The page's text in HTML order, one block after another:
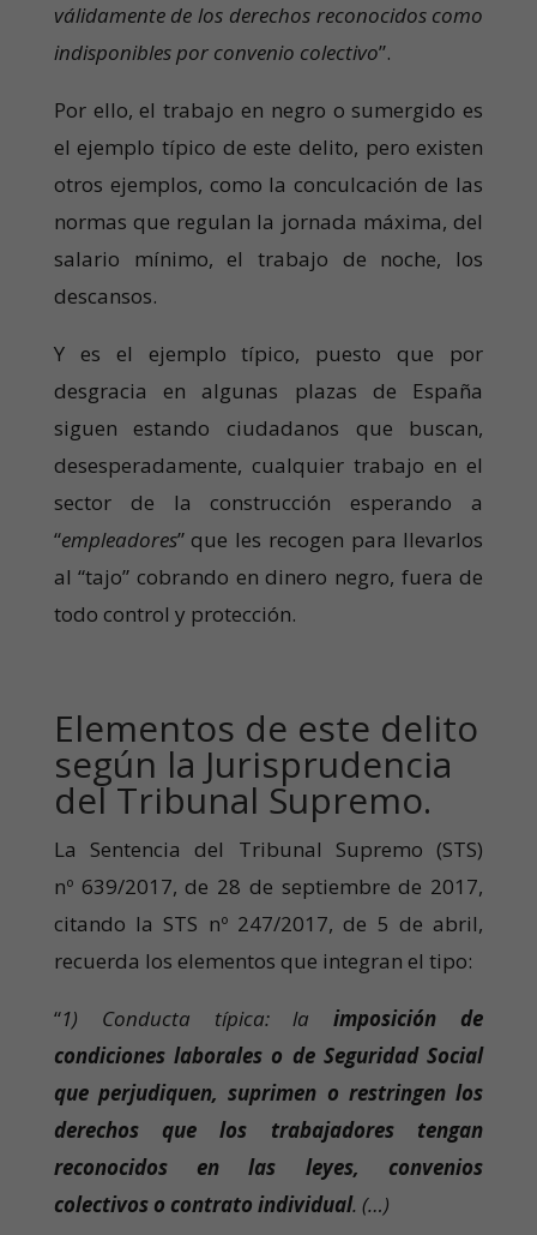
válidamente de los derechos reconocidos como
indisponibles por convenio colectivo”.
Por ello, el trabajo en negro o sumergido es
el ejemplo típico de este delito, pero existen
otros ejemplos, como la conculcación de las
normas que regulan la jornada máxima, del
salario mínimo, el trabajo de noche, los
descansos.
Y es el ejemplo típico, puesto que por
desgracia en algunas plazas de España
siguen estando ciudadanos que buscan,
desesperadamente, cualquier trabajo en el
sector de la construcción esperando a
“empleadores” que les recogen para llevarlos
al “tajo” cobrando en dinero negro, fuera de
todo control y protección.
Elementos de este delito
según la Jurisprudencia
del Tribunal Supremo.
La Sentencia del Tribunal Supremo (STS)
nº 639/2017, de 28 de septiembre de 2017,
citando la STS nº 247/2017, de 5 de abril,
recuerda los elementos que integran el tipo:
“1) Conducta típica: laimposición de
condiciones laborales o de Seguridad Social
que perjudiquen, suprimen o restringen los
derechos que los trabajadores tengan
reconocidos en las leyes, convenios
colectivos o contrato individual. (…)